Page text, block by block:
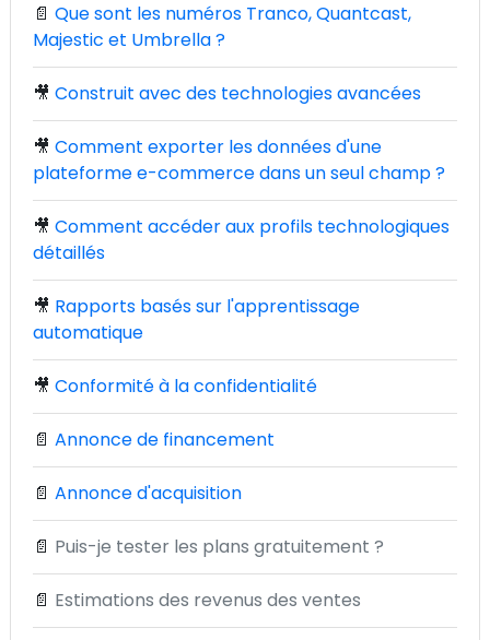
📄 Que sont les numéros Tranco, Quantcast,
Majestic et Umbrella ?
🎥 Construit avec des technologies avancées
🎥 Comment exporter les données d'une
plateforme e-commerce dans un seul champ ?
🎥 Comment accéder aux profils technologiques
détaillés
🎥 Rapports basés sur l'apprentissage
automatique
🎥 Conformité à la confidentialité
📄 Annonce de financement
📄 Annonce d'acquisition
📄 Puis-je tester les plans gratuitement ?
📄 Estimations des revenus des ventes